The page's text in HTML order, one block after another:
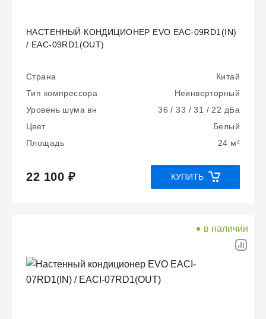
НАСТЕННЫЙ КОНДИЦИОНЕР EVO EAC-09RD1(IN)
/ EAC-09RD1(OUT)
Страна
Китай
Тип компрессора
Неинверторный
Уровень шума вн
36 / 33 / 31 / 22 дБа
Цвет
Белый
Площадь
24 м²
22 100 ₽ КУПИТЬ
в наличии